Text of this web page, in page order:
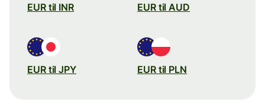
EUR til INR EUR til AUD
EUR til JPY EUR til PLN